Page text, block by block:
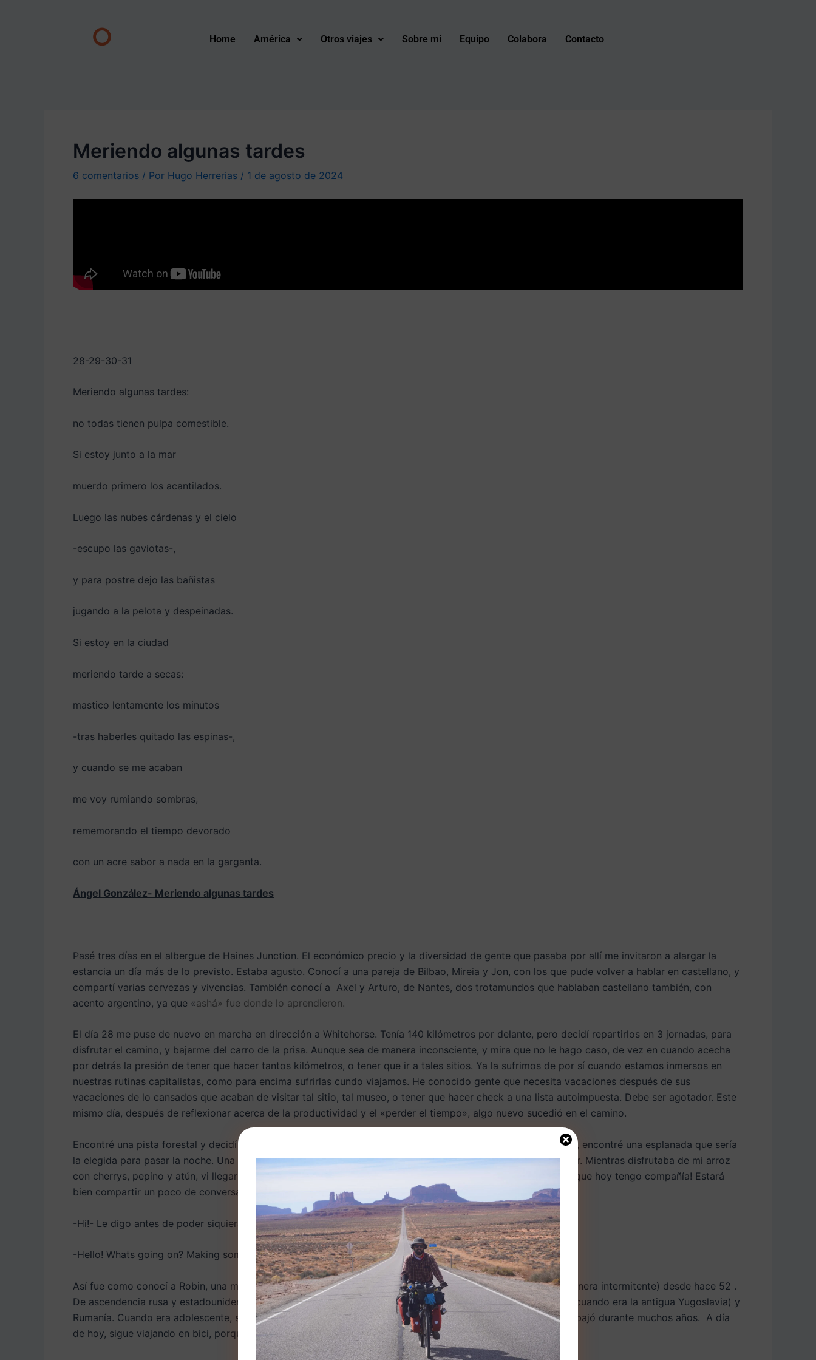
O Home América Otros viajes Sobre mi Equipo Colabora Contacto
Meriendo algunas tardes
6 comentarios / Por Hugo Herrerias / 1 de agosto de 2024
28-29-30-31
Meriendo algunas tardes:
no todas tienen pulpa comestible.
Si estoy junto a la mar
muerdo primero los acantilados.
Luego las nubes cárdenas y el cielo
-escupo las gaviotas-,
y para postre dejo las bañistas
jugando a la pelota y despeinadas.
Si estoy en la ciudad
meriendo tarde a secas:
mastico lentamente los minutos
-tras haberles quitado las espinas-,
y cuando se me acaban
me voy rumiando sombras,
rememorando el tiempo devorado
con un acre sabor a nada en la garganta.
Ángel González- Meriendo algunas tardes
Pasé tres días en el albergue de Haines Junction. El económico precio y la diversidad de gente que pasaba por allí me invitaron a alargar la
estancia un día más de lo previsto. Estaba agusto. Conocí a una pareja de Bilbao, Mireia y Jon, con los que pude volver a hablar en castellano, y
compartí varias cervezas y vivencias. También conocí a Axel y Arturo, de Nantes, dos trotamundos que hablaban castellano también, con
acento argentino, ya que «ashá» fue donde lo aprendieron.
El día 28 me puse de nuevo en marcha en dirección a Whitehorse. Tenía 140 kilómetros por delante, pero decidí repartirlos en 3 jornadas, para
disfrutar el camino, y bajarme del carro de la prisa. Aunque sea de manera inconsciente, y mira que no le hago caso, de vez en cuando acecha
por detrás la presión de tener que hacer tantos kilómetros, o tener que ir a tales sitios. Ya la sufrimos de por sí cuando estamos inmersos en
nuestras rutinas capitalistas, como para encima sufrirlas cundo viajamos. He conocido gente que necesita vacaciones después de sus
vacaciones de lo cansados que acaban de visitar tal sitio, tal museo, o tener que hacer check a una lista autoimpuesta. Debe ser agotador. Este
mismo día, después de reflexionar acerca de la productividad y el «perder el tiempo», algo nuevo sucedió en el camino.
Encontré una pista forestal y decidí desviarme un poco de la carretera. Cuando llevaba un par de kilómetros, encontré una esplanada que sería
la elegida para pasar la noche. Una vez había montado la tienda, me alejé los pertinentes metros para cocinar. Mientras disfrutaba de mi arroz
con cherrys, pepino y atún, vi llegar a lo lejos de la esplanada a una mujer montada en una bicicleta. ¡Parece que hoy tengo compañía! Estará
bien compartir un poco de conversación.
-Hi!- Le digo antes de poder siquiera intuir su figura.
-Hello! Whats going on? Making some food for the bears? hahaha- Me contestó cuando ya estaba al lado.
Así fue como conocí a Robin, una mujer de 72 años procedente del estado de Maine que viaja en bici ( de manera intermitente) desde hace 52 .
De ascendencia rusa y estadounidense, me contó que había pasado parte de su infancia viviendo en Serbia (cuando era la antigua Yugoslavia) y
Rumanía. Cuando era adolescente, se vino a vivir con su padre a Estados Unidos, donde creció, estudió y trabajó durante muchos años. A día
de hoy, sigue viajando en bici, porque, según me confiesa, es lo que le hace sentir viva.
entradas